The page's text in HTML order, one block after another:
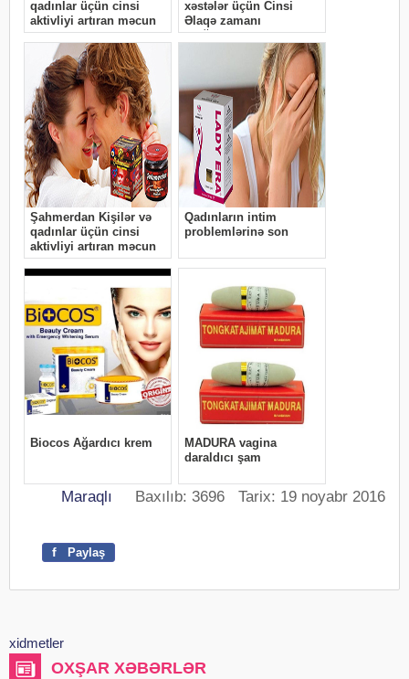
Maraqlı Baxılıb: 3696 Tarix: 19 noyabr 2016
f Paylaş
xidmetler
OXŞAR XƏBƏRLƏR